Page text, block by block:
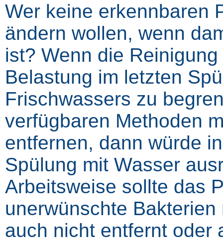
Wer keine erkennbaren
ändern wollen, wenn
ist? Wenn die
Belastung im letzten
Frischwassers zu
verfügbaren Methoden
entfernen, dann würde
Spülung mit Wasser
Arbeitsweise sollte das
unerwünschte
auch nicht entfernt oder